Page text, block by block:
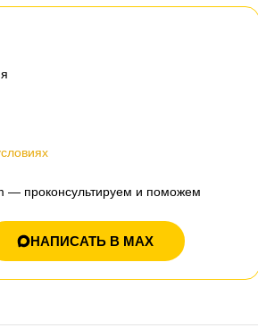
— проконсультируем и поможем
НАПИСАТЬ В MAX